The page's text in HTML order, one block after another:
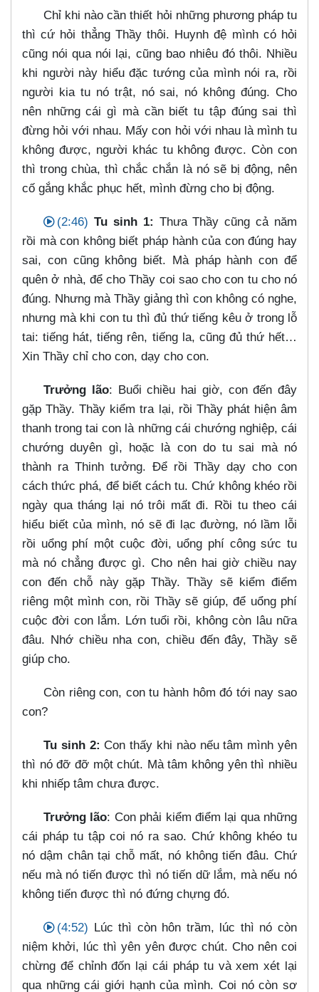
Chỉ khi nào cần thiết hỏi những phương pháp tu
thì cứ hỏi thẳng Thầy thôi. Huynh đệ mình có hỏi
cũng nói qua nói lại, cũng bao nhiêu đó thôi. Nhiều
khi người này hiểu đặc tướng của mình nói ra, rồi
người kia tu nó trật, nó sai, nó không đúng. Cho
nên những cái gì mà cần biết tu tập đúng sai thì
đừng hỏi với nhau. Mấy con hỏi với nhau là mình tu
không được, người khác tu không được. Còn con
thì trong chùa, thì chắc chắn là nó sẽ bị động, nên
cố gắng khắc phục hết, mình đừng cho bị động.
(2:46) Tu sinh 1: Thưa Thầy cũng cả năm
rồi mà con không biết pháp hành của con đúng hay
sai, con cũng không biết. Mà pháp hành con để
quên ở nhà, để cho Thầy coi sao cho con tu cho nó
đúng. Nhưng mà Thầy giảng thì con không có nghe,
nhưng mà khi con tu thì đủ thứ tiếng kêu ở trong lỗ
tai: tiếng hát, tiếng rên, tiếng la, cũng đủ thứ hết…​
Xin Thầy chỉ cho con, dạy cho con.
Trưởng lão: Buổi chiều hai giờ, con đến đây
gặp Thầy. Thầy kiểm tra lại, rồi Thầy phát hiện âm
thanh trong tai con là những cái chướng nghiệp, cái
chướng duyên gì, hoặc là con do tu sai mà nó
thành ra Thinh tưởng. Để rồi Thầy dạy cho con
cách thức phá, để biết cách tu. Chứ không khéo rồi
ngày qua tháng lại nó trôi mất đi. Rồi tu theo cái
hiểu biết của mình, nó sẽ đi lạc đường, nó lầm lỗi
rồi uổng phí một cuộc đời, uổng phí công sức tu
mà nó chẳng được gì. Cho nên hai giờ chiều nay
con đến chỗ này gặp Thầy. Thầy sẽ kiểm điểm
riêng một mình con, rồi Thầy sẽ giúp, để uổng phí
cuộc đời con lắm. Lớn tuổi rồi, không còn lâu nữa
đâu. Nhớ chiều nha con, chiều đến đây, Thầy sẽ
giúp cho.
Còn riêng con, con tu hành hôm đó tới nay sao
con?
Tu sinh 2: Con thấy khi nào nếu tâm mình yên
thì nó đỡ đỡ một chút. Mà tâm không yên thì nhiều
khi nhiếp tâm chưa được.
Trưởng lão: Con phải kiểm điểm lại qua những
cái pháp tu tập coi nó ra sao. Chứ không khéo tu
nó dậm chân tại chỗ mất, nó không tiến đâu. Chứ
nếu mà nó tiến được thì nó tiến dữ lắm, mà nếu nó
không tiến được thì nó đứng chựng đó.
(4:52) Lúc thì còn hôn trầm, lúc thì nó còn
niệm khởi, lúc thì yên yên được chút. Cho nên coi
chừng để chỉnh đốn lại cái pháp tu và xem xét lại
qua những cái giới hạnh của mình. Coi nó còn sơ